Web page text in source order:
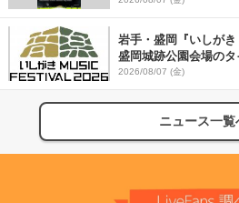
岩手・盛岡『いしがき
盛岡城跡公園会場の
2026/08/07 (金)
ニュース一覧